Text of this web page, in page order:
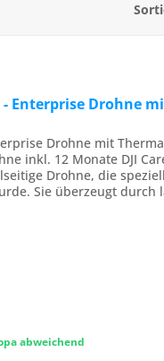
- Enterprise Drohne
Drohne mit
inkl. 12 Monate DJI
Drohne, die
Sie überzeugt durch
abweichend